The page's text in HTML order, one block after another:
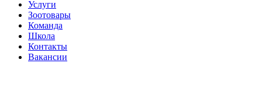
Услуги
Зоотовары
Команда
Школа
Контакты
Вакансии